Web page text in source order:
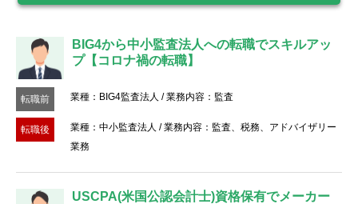
転職お役立ち情報
転職お役立ち情報
BIG4から中小監査法人への転職でスキルアッ
プ【コロナ禍の転職】
転職前 業種：BIG4監査法人 / 業務内容：監査
転職後
業種：中小監査法人 / 業務内容：監査、税務、アドバイザリー
業務
USCPA(米国公認会計士)資格保有でメーカー